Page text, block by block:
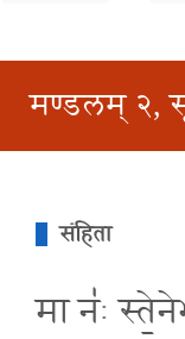
मण्डलम् २,
संहिता
मा नः॑